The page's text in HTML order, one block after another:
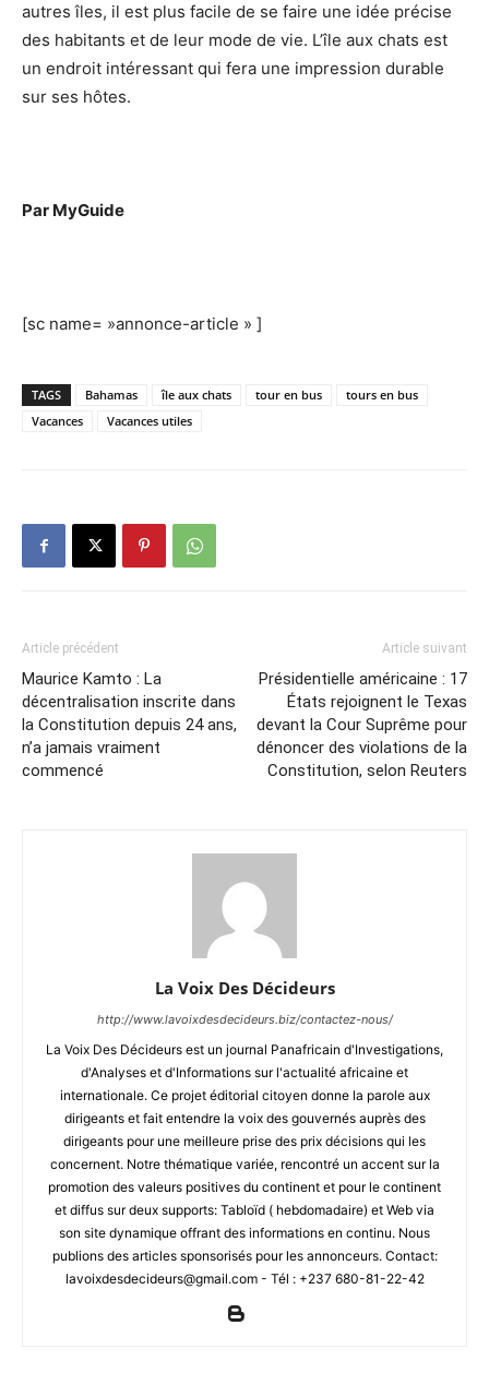
autres îles, il est plus facile de se faire une idée précise
des habitants et de leur mode de vie. L’île aux chats est
un endroit intéressant qui fera une impression durable
sur ses hôtes.
Par MyGuide
[sc name= »annonce-article » ]
TAGS Bahamas île aux chats tour en bus
tours en bus
Vacances
Vacances utiles
Article précédent
Maurice Kamto : La
décentralisation inscrite dans
la Constitution depuis 24 ans,
n’a jamais vraiment
commencé
Article suivant
Présidentielle américaine : 17
États rejoignent le Texas
devant la Cour Suprême pour
dénoncer des violations de la
Constitution, selon Reuters
La Voix Des Décideurs
http://www.lavoixdesdecideurs.biz/contactez-nous/
La Voix Des Décideurs est un journal Panafricain d'Investigations,
d'Analyses et d'Informations sur l'actualité africaine et
internationale. Ce projet éditorial citoyen donne la parole aux
dirigeants et fait entendre la voix des gouvernés auprès des
dirigeants pour une meilleure prise des prix décisions qui les
concernent. Notre thématique variée, rencontré un accent sur la
promotion des valeurs positives du continent et pour le continent
et diffus sur deux supports: Tabloïd ( hebdomadaire) et Web via
son site dynamique offrant des informations en continu. Nous
publions des articles sponsorisés pour les annonceurs. Contact:
lavoixdesdecideurs@gmail.com - Tél : +237 680-81-22-42